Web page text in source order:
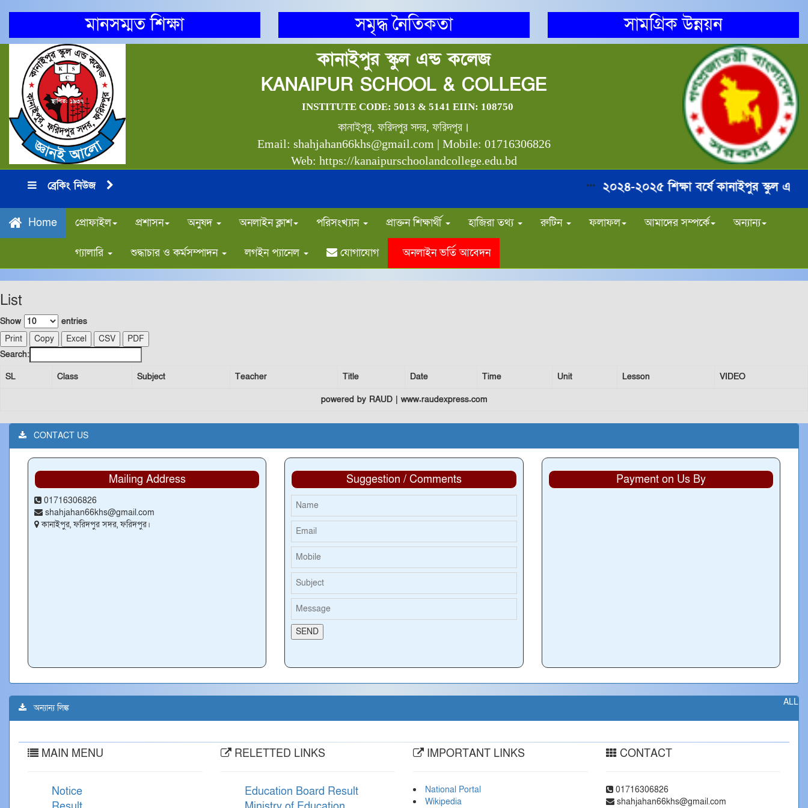
মানসম্মত শিক্ষা সমৃদ্ধ নৈতিকতা
সামগ্রিক উন্নয়ন
কানাইপুর স্কুল এন্ড কলেজ
KANAIPUR SCHOOL & COLLEGE
INSTITUTE CODE: 5013 & 5141 EIIN: 108750
কানাইপুর, ফরিদপুর সদর, ফরিদপুর।
Email: shahjahan66khs@gmail.com | Mobile: 01716306826
Web: https://kanaipurschoolandcollege.edu.bd
ব্রেকিং নিউজ ***২০২৪-২০২৫ শিক্ষা বর্ষে কানাইপুর স্কুল এন্ড
Home প্রোফাইল প্রশাসন অনুষদ অনলাইন ক্লাশ পরিসংখ্যান প্রাক্তন শিক্ষার্থী হাজিরা তথ্য রুটিন ফলাফল আমাদের সম্পর্কে অন্যান্য
গ্যালারি শুদ্ধাচার ও কর্মসম্পাদন লগইন প্যানেল যোগাযোগ অনলাইন ভর্তি আবেদন
List
Show
entries
Print
Copy Excel CSV
PDF
Search:
SL
Class Subject Teacher Title Date Time Unit Lesson
VIDEO
powered by RAUD | www.raudexpress.com
CONTACT US
Mailing Address
01716306826
shahjahan66khs@gmail.com
কানাইপুর, ফরিদপুর সদর, ফরিদপুর।
Suggestion / Comments Payment on Us By
ALL
অন্যান্য লিঙ্ক
MAIN MENU
Notice
RELETTED LINKS
Education Board Result
IMPORTANT LINKS
National Portal
Wikipedia
CONTACT
01716306826
shahjahan66khs@gmail.com